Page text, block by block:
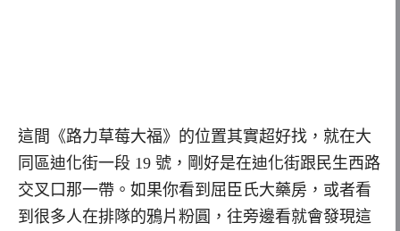
這間《路力草莓大福》的位置其實超好找，就在大
同區迪化街一段 19 號，剛好是在迪化街跟民生西路
交叉口那一帶。如果你看到屈臣氏大藥房，或者看
到很多人在排隊的鴉片粉圓，往旁邊看就會發現這